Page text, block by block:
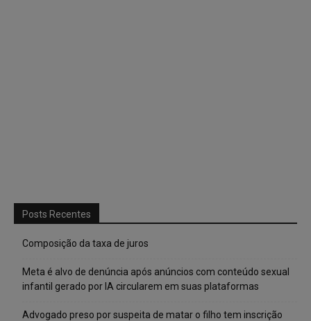
Posts Recentes
Composição da taxa de juros
Meta é alvo de denúncia após anúncios com conteúdo sexual
infantil gerado por IA circularem em suas plataformas
Advogado preso por suspeita de matar o filho tem inscrição